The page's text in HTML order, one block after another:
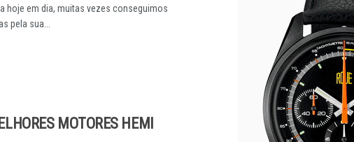
hoje em dia, muitas vezes conseguimos
pela sua...
MOTORES HEMI